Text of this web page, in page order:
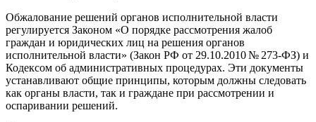
Обжалование решений органов исполнительной власти
регулируется Законом «О порядке рассмотрения жалоб
граждан и юридических лиц на решения органов
исполнительной власти» (Закон РФ от 29.10.2010 № 273‑ФЗ) и
Кодексом об административных процедурах. Эти документы
устанавливают общие принципы, которым должны следовать
как органы власти, так и граждане при рассмотрении и
оспаривании решений.